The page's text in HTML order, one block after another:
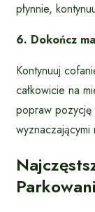
płynnie,
6. Dokończ
Kontynuuj
całkowicie na
popraw pozycję
wyznaczającymi